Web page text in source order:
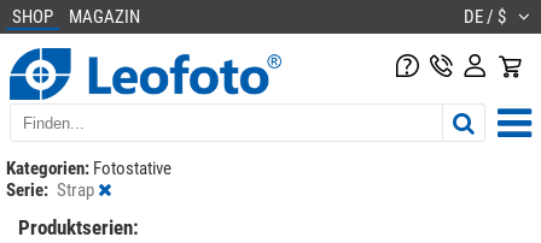
SHOP MAGAZIN DE / $
Kategorien: Fotostative
Serie: Strap
Produktserien: